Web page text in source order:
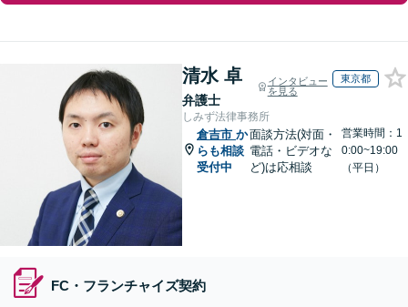
清水 卓
弁護士
インタビュー
を見る
東京都
しみず法律事務所
倉吉市 か
らも相談
受付中
面談方法(対面・
電話・ビデオな
ど)は応相談
営業時間：1
0:00~19:00
（平日）
FC・フランチャイズ契約